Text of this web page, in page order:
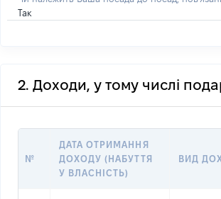
Так
2. Доходи, у тому числі
№
ДАТА ОТРИМАННЯ
ДОХОДУ (НАБУТТЯ
У ВЛАСНІСТЬ)
ВИД